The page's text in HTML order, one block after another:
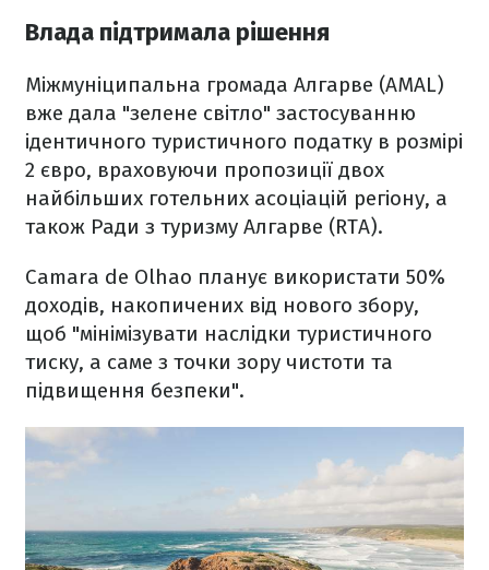
Влада підтримала рішення
Міжмуніципальна громада Алгарве (AMAL)
вже дала "зелене світло" застосуванню
ідентичного туристичного податку в розмірі
2 євро, враховуючи пропозиції двох
найбільших готельних асоціацій регіону, а
також Ради з туризму Алгарве (RTA).
Camara de Olhao планує використати 50%
доходів, накопичених від нового збору,
щоб "мінімізувати наслідки туристичного
тиску, а саме з точки зору чистоти та
підвищення безпеки".